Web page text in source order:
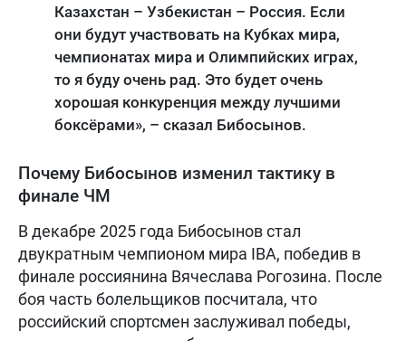
Казахстан – Узбекистан – Россия. Если
они будут участвовать на Кубках мира,
чемпионатах мира и Олимпийских играх,
то я буду очень рад. Это будет очень
хорошая конкуренция между лучшими
боксёрами», – сказал Бибосынов.
Почему Бибосынов изменил тактику в
финале ЧМ
В декабре 2025 года Бибосынов стал
двукратным чемпионом мира IBA, победив в
финале россиянина Вячеслава Рогозина. После
боя часть болельщиков посчитала, что
российский спортсмен заслуживал победы,